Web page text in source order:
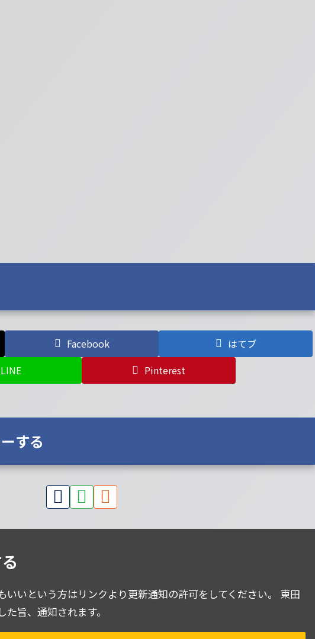
Facebook
はてブ
LINE
Pinterest
する
いいという方はリンクより更新通知の許可をしてください。 東田
旨、通知されます。